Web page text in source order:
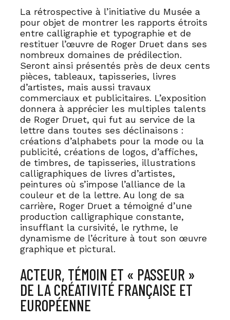
La rétrospective à l’initiative du Musée a
pour objet de montrer les rapports étroits
entre calligraphie et typographie et de
restituer l’œuvre de Roger Druet dans ses
nombreux domaines de prédilection.
Seront ainsi présentés près de deux cents
pièces, tableaux, tapisseries, livres
d’artistes, mais aussi travaux
commerciaux et publicitaires. L’exposition
donnera à apprécier les multiples talents
de Roger Druet, qui fut au service de la
lettre dans toutes ses déclinaisons :
créations d’alphabets pour la mode ou la
publicité, créations de logos, d’affiches,
de timbres, de tapisseries, illustrations
calligraphiques de livres d’artistes,
peintures où s’impose l’alliance de la
couleur et de la lettre. Au long de sa
carrière, Roger Druet a témoigné d’une
production calligraphique constante,
insufflant la cursivité, le rythme, le
dynamisme de l’écriture à tout son œuvre
graphique et pictural.
ACTEUR, TÉMOIN ET « PASSEUR »
DE LA CRÉATIVITÉ FRANÇAISE ET
EUROPÉENNE